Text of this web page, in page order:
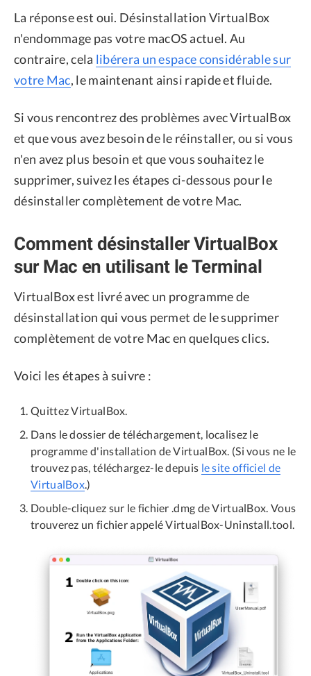
La réponse est oui. Désinstallation VirtualBox
n'endommage pas votre macOS actuel. Au
contraire, cela libérera un espace considérable sur
votre Mac, le maintenant ainsi rapide et fluide.
Si vous rencontrez des problèmes avec VirtualBox
et que vous avez besoin de le réinstaller, ou si vous
n'en avez plus besoin et que vous souhaitez le
supprimer, suivez les étapes ci-dessous pour le
désinstaller complètement de votre Mac.
Comment désinstaller VirtualBox
sur Mac en utilisant le Terminal
VirtualBox est livré avec un programme de
désinstallation qui vous permet de le supprimer
complètement de votre Mac en quelques clics.
Voici les étapes à suivre :
Quittez VirtualBox.
Dans le dossier de téléchargement, localisez le
programme d'installation de VirtualBox. (Si vous ne le
trouvez pas, téléchargez-le depuis le site officiel de
VirtualBox.)
Double-cliquez sur le fichier .dmg de VirtualBox. Vous
trouverez un fichier appelé VirtualBox-Uninstall.tool.